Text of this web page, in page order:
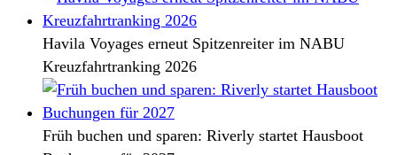
Havila Voyages erneut Spitzenreiter im NABU
Kreuzfahrtranking 2026
Früh buchen und sparen: Riverly startet Hausboot